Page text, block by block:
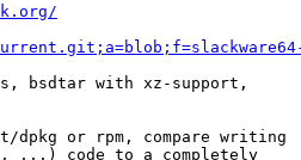
bsdtar with xz-support,
dpkg or rpm, compare writing
...) code to a completely